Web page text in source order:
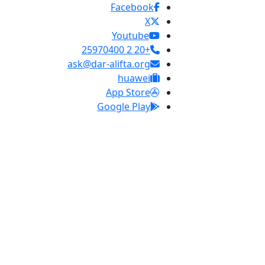
Facebook
X
Youtube
+20 2 25970400
ask@dar-alifta.org
huawei
App Store
Google Play